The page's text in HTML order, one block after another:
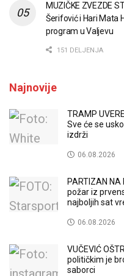
MUZIČKE ZVEZDE
Šerifović i Hari Mata
program u Valjevu
151 DELJENJA
Najnovije
TRAMP
Sve će se
izdrži
06.08.2026
PARTIZAN NA
požar iz
najboljih sat
06.08.2026
VUČEVIĆ
političkim je
saborci